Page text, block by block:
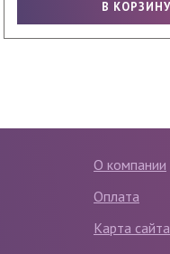
О компании
Оплата
Карта сайта